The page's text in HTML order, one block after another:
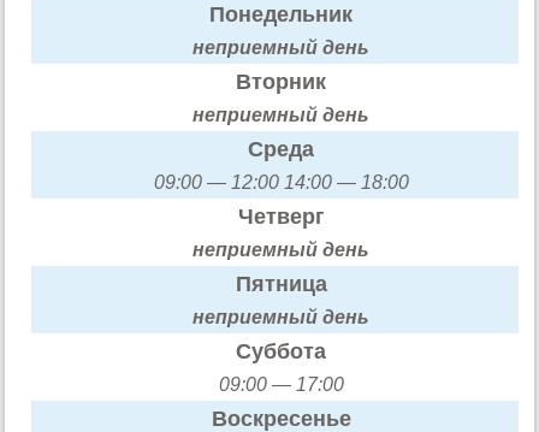
Понедельник
неприемный день
Вторник
неприемный день
Среда
09:00 — 12:00 14:00 — 18:00
Четверг
неприемный день
Пятница
неприемный день
Суббота
09:00 — 17:00
Воскресенье